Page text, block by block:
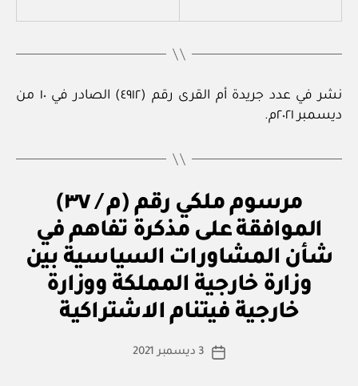
نشر في عدد جريدة أم القرى رقم (٤٩١٢) الصادر في ١٠ من
ديسمبر ٢٠٢١م.
التصنيفات
مرسوم ملكي رقم (م / ٣٧)
الموافقة على مذكرة تفاهم في
شأن المشاورات السياسية بين
وزارة خارجية المملكة ووزارة
خارجية فيتنام الاشتراكية
كاتب
بو
س
ة
تاريخ
3 ديسمبر 2021